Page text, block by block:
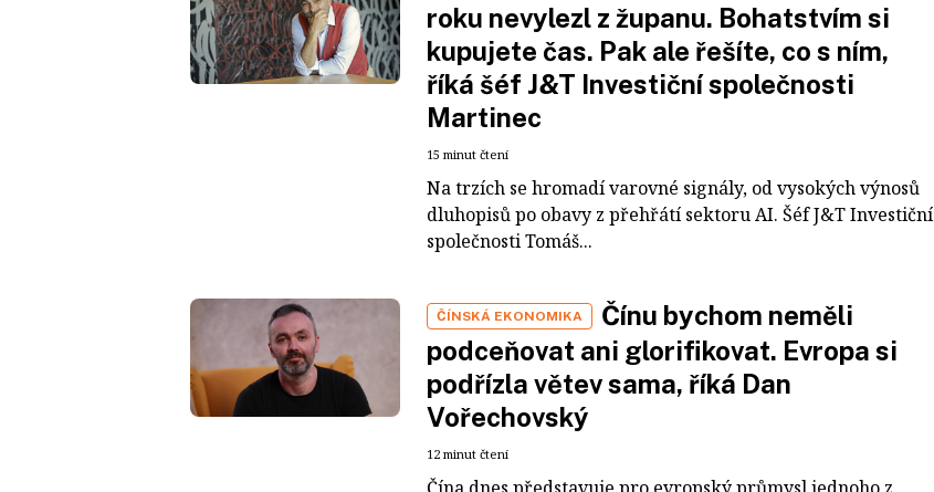
roku nevylezl z županu. Bohatstvím si
kupujete čas. Pak ale řešíte, co s ním,
říká šéf J&T Investiční společnosti
Martinec
15 minut čtení
Na trzích se hromadí varovné signály, od vysokých výnosů
dluhopisů po obavy z přehřátí sektoru AI. Šéf J&T Investiční
společnosti Tomáš...
ČÍNSKÁ EKONOMIKA
Čínu bychom neměli
podceňovat ani glorifikovat. Evropa si
podřízla větev sama, říká Dan
Vořechovský
12 minut čtení
Čína dnes představuje pro evropský průmysl jednoho z